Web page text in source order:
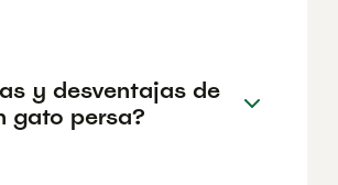
y desventajas de
gato persa?